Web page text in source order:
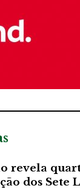
revela
dos Sete